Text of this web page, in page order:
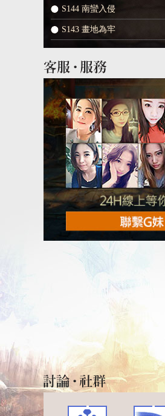
S144 南蠻入侵
S143 畫地為牢